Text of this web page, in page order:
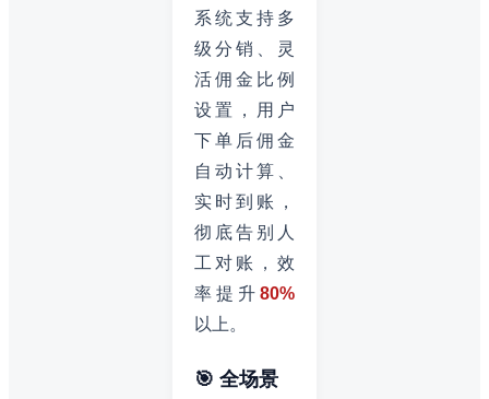
系统支持多
级分销、灵
活佣金比例
设置，用户
下单后佣金
自动计算、
实时到账，
彻底告别人
工对账，效
率提升 80%
以上。
🎯 全场景